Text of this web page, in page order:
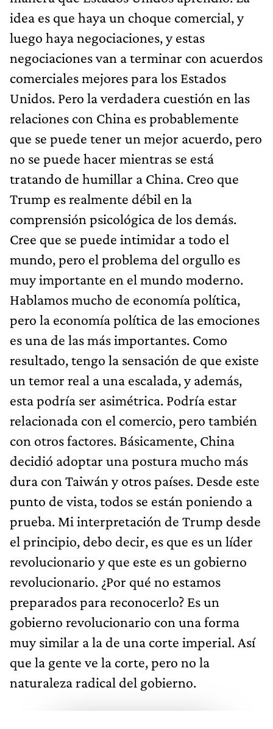
idea es que haya un choque comercial, y
luego haya negociaciones, y estas
negociaciones van a terminar con acuerdos
comerciales mejores para los Estados
Unidos. Pero la verdadera cuestión en las
relaciones con China es probablemente
que se puede tener un mejor acuerdo, pero
no se puede hacer mientras se está
tratando de humillar a China. Creo que
Trump es realmente débil en la
comprensión psicológica de los demás.
Cree que se puede intimidar a todo el
mundo, pero el problema del orgullo es
muy importante en el mundo moderno.
Hablamos mucho de economía política,
pero la economía política de las emociones
es una de las más importantes. Como
resultado, tengo la sensación de que existe
un temor real a una escalada, y además,
esta podría ser asimétrica. Podría estar
relacionada con el comercio, pero también
con otros factores. Básicamente, China
decidió adoptar una postura mucho más
dura con Taiwán y otros países. Desde este
punto de vista, todos se están poniendo a
prueba. Mi interpretación de Trump desde
el principio, debo decir, es que es un líder
revolucionario y que este es un gobierno
revolucionario. ¿Por qué no estamos
preparados para reconocerlo? Es un
gobierno revolucionario con una forma
muy similar a la de una corte imperial. Así
que la gente ve la corte, pero no la
naturaleza radical del gobierno.